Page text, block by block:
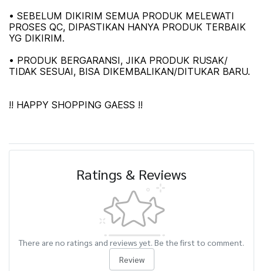
• SEBELUM DIKIRIM SEMUA PRODUK MELEWATI
PROSES QC, DIPASTIKAN HANYA PRODUK TERBAIK
YG DIKIRIM.
• PRODUK BERGARANSI, JIKA PRODUK RUSAK/
TIDAK SESUAI, BISA DIKEMBALIKAN/DITUKAR BARU.
!! HAPPY SHOPPING GAESS !!
Ratings & Reviews
There are no ratings and reviews yet. Be the first to comment.
Review